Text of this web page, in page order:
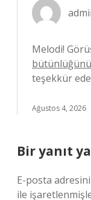
Melodi!
bütünlüğünü
teşekkür
Ağustos 4, 2026
Bir yanıt
E-posta
ile